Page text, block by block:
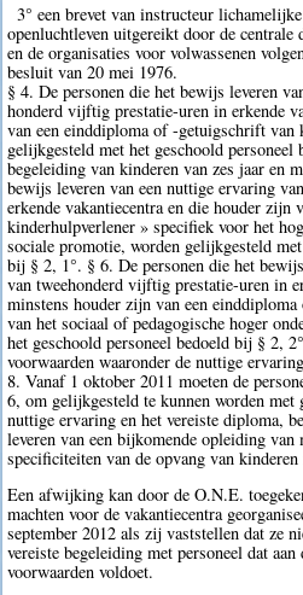
3° een brevet van instructeur
openluchtleven uitgereikt door de centrale
en de organisaties voor volwassenen
besluit van 20 mei 1976.
§ 4. De personen die het bewijs leveren
honderd vijftig prestatie-uren in erkende
van een einddiploma of -getuigschrift van
gelijkgesteld met het geschoold
begeleiding van kinderen van zes jaar en
bewijs leveren van een nuttige ervaring
erkende vakantiecentra en die houder
kinderhulpverlener » specifiek voor het
sociale promotie, worden gelijkgesteld
bij § 2, 1°. § 6. De personen die het
van tweehonderd vijftig prestatie-uren in
minstens houder zijn van een
van het sociaal of pedagogische hoger
het geschoold personeel bedoeld bij § 2,
voorwaarden waaronder de nuttige
8. Vanaf 1 oktober 2011 moeten de
6, om gelijkgesteld te kunnen worden met
nuttige ervaring en het vereiste diploma,
leveren van een bijkomende opleiding
specificiteiten van de opvang van
Een afwijking kan door de O.N.E.
machten voor de vakantiecentra
september 2012 als zij vaststellen dat ze
vereiste begeleiding met personeel dat
voorwaarden voldoet.